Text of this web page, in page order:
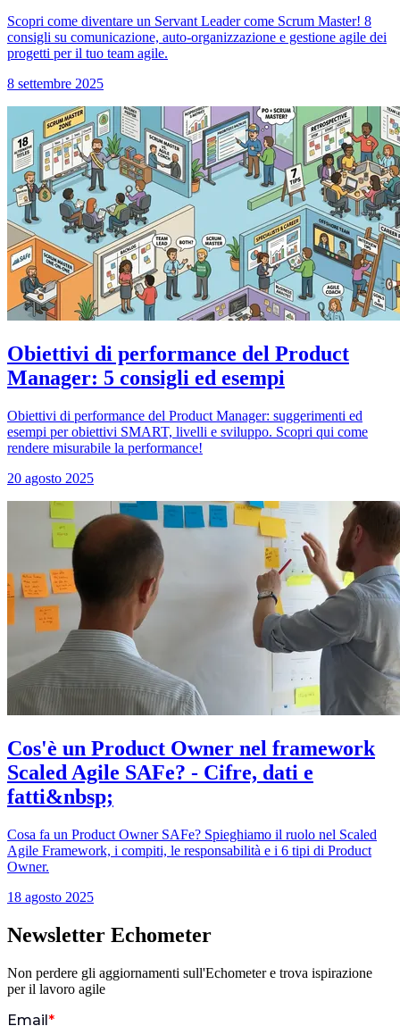
Scopri come diventare un Servant Leader come Scrum Master! 8
consigli su comunicazione, auto-organizzazione e gestione agile dei
progetti per il tuo team agile.
8 settembre 2025
Obiettivi di performance del Product
Manager: 5 consigli ed esempi
Obiettivi di performance del Product Manager: suggerimenti ed
esempi per obiettivi SMART, livelli e sviluppo. Scopri qui come
rendere misurabile la performance!
20 agosto 2025
Cos'è un Product Owner nel framework
Scaled Agile SAFe? - Cifre, dati e
fatti&nbsp;
Cosa fa un Product Owner SAFe? Spieghiamo il ruolo nel Scaled
Agile Framework, i compiti, le responsabilità e i 6 tipi di Product
Owner.
18 agosto 2025
Newsletter Echometer
Non perdere gli aggiornamenti sull'Echometer e trova ispirazione
per il lavoro agile